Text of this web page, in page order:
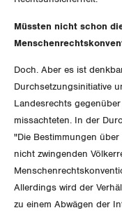
Müssten nicht schon
Doch. Aber es ist
Durchsetzungsinitiative
Landesrechts
missachteten. In der
"Die Bestimmungen
nicht zwingenden
Allerdings wird der
zu einem Abwägen der